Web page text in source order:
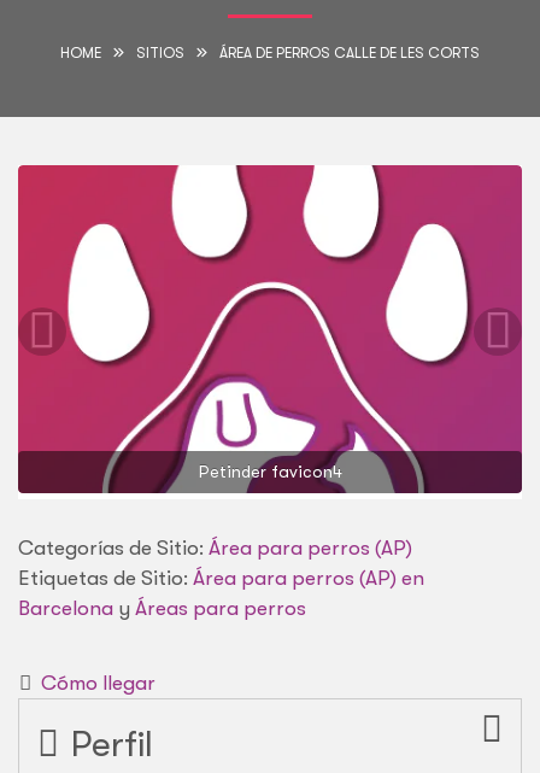
HOME SITIOS ÁREA DE PERROS CALLE DE LES CORTS
Petinder favicon4
Categorías de Sitio: Área para perros (AP)
Etiquetas de Sitio: Área para perros (AP) en
Barcelona y Áreas para perros
Cómo llegar
Perfil